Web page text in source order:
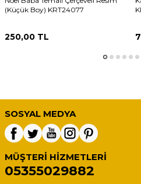
(Küçük Boy) KRT24077
250,00 TL
SOSYAL MEDYA
MÜŞTERI HIZMETLERI
05355029882